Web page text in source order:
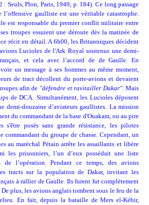
: Seuls, Plon, Paris, 1949, p. 184). Ce long passage
l’offensive gaulliste est une véritable catastrophe.
est responsable du premier conflit militaire entre
troupes essuient une déroute dès la matinée de
récit en détail. A 6h00, les Britanniques décident
Lucioles de l'Ark Royal soutenus une demi-
et cela avec l’accord de de Gaulle. En
un message à ses hommes au même moment,
de tract décollent du porte-avions et devaient
afin de "défendre et ravitailler Dakar". Mais
de DCA. Simultanément, les Lucioles déposent
demi-douzaine d’aviateurs gaullistes. La mission
du commandant de la base d'Ouakam, ou au pire
s'être posés sans grande résistance, les pilotes
commandant du groupe de chasse. Cependant, un
au maréchal Pétain arrête les assaillants et libère
les prisonniers, l’un d’eux possédait une liste
de l’opération. Pendant ce temps, des avions
tracts sur la population de Dakar, invitant les
à rallier de Gaulle. Ils furent fut complètement
plus, les avions anglais tombent sous le feu de la
En fait, depuis la bataille de Mers el-Kébir,